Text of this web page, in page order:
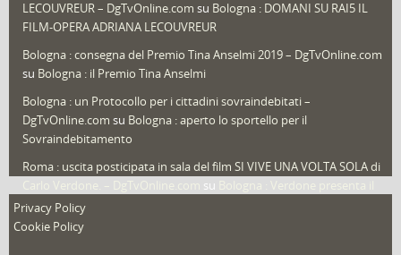
That's Bologna Magazine(25)
Video (archivio) (263)
LECOUVREUR – DgTvOnline.com su Bologna : DOMANI SU RAI5 IL
FILM-OPERA ADRIANA LECOUVREUR
Bologna : consegna del Premio Tina Anselmi 2019 – DgTvOnline.com
su Bologna : il Premio Tina Anselmi
Bologna : un Protocollo per i cittadini sovraindebitati –
DgTvOnline.com su Bologna : aperto lo sportello per il
Sovraindebitamento
Roma : uscita posticipata in sala del film SI VIVE UNA VOLTA SOLA di
su
nuovo film
Privacy Policy
Cookie Policy